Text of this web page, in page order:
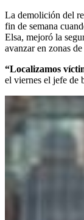
La demolición del
fin de semana
Elsa, mejoró la
avanzar en zonas
“Localizamos
el viernes el jefe de